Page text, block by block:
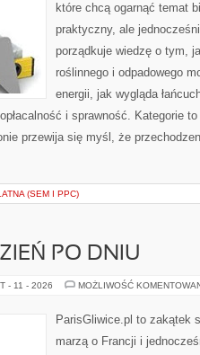
które chcą ogarnąć temat
praktyczny, ale
porządkuje wiedzę o tym,
roślinnego i odpadowego
energii, jak wygląda
i sprawność. Kategorie
przewija się myśl, że
(SEM I PPC)
PO DNIU
- 11 - 2026 MOŻLIWOŚĆ
ParisGliwice.pl to zakątek
marzą o Francji i